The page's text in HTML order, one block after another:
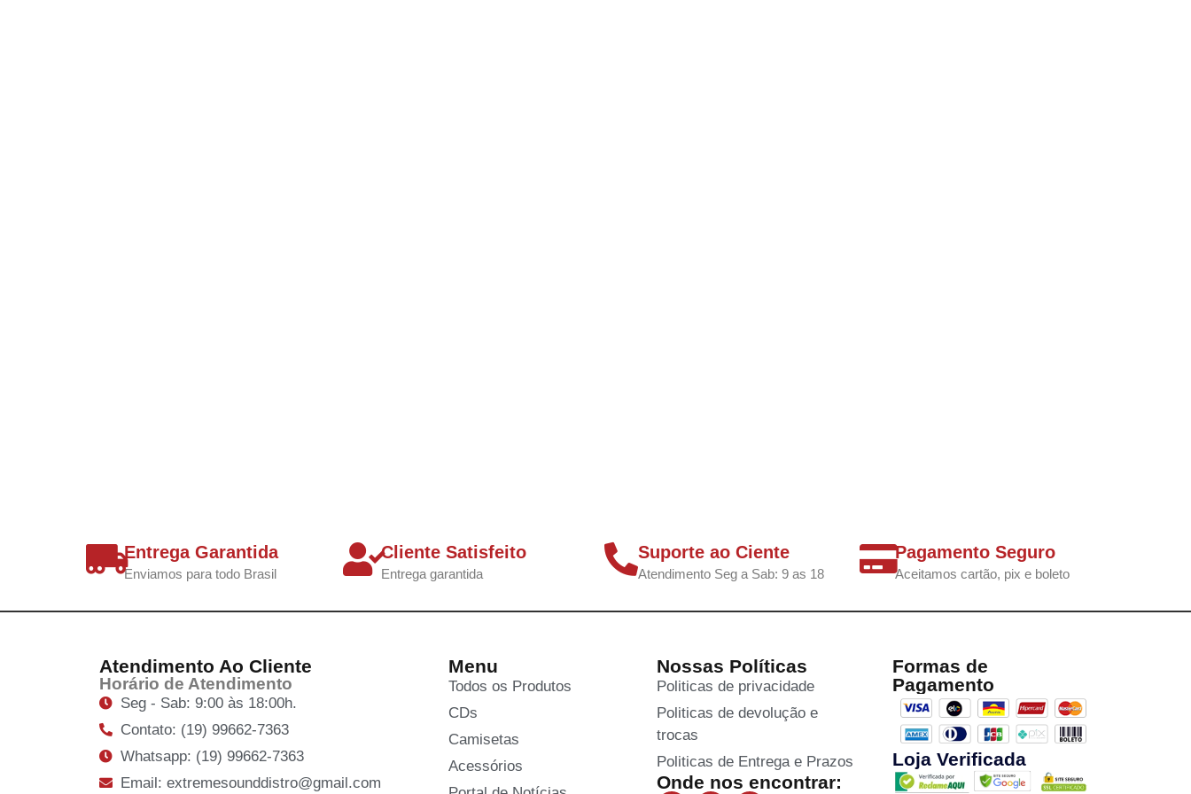
Entrega Garantida
Enviamos para todo Brasil
Cliente Satisfeito
Entrega garantida
Suporte ao Ciente
Atendimento Seg a Sab: 9 as 18
Pagamento Seguro
Aceitamos cartão, pix e boleto
Atendimento Ao Cliente
Horário de Atendimento
Seg - Sab: 9:00 às 18:00h.
Contato: (19) 99662-7363
Whatsapp: (19) 99662-7363
Email: extremesounddistro@gmail.com
Menu
Todos os Produtos
CDs
Camisetas
Acessórios
Nossas Políticas
Politicas de privacidade
Politicas de devolução e
trocas
Politicas de Entrega e Prazos
Onde nos encontrar:
Formas de
Pagamento
Loja Verificada